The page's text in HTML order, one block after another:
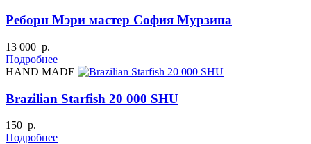
Реборн Мэри мастер София Мурзина
13 000 р.
Подробнее
HAND MADE
Brazilian Starfish 20 000 SHU
150 р.
Подробнее